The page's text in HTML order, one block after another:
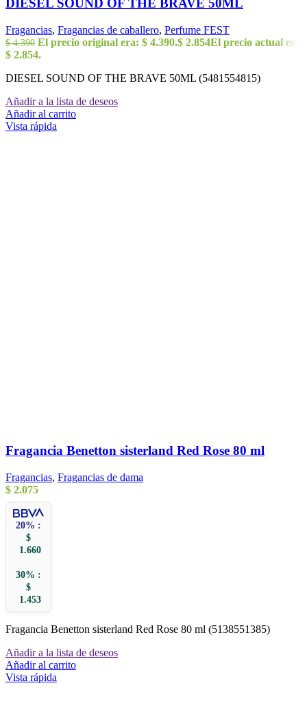
DIESEL SOUND OF THE BRAVE 50ML
Fragancias, Fragancias de caballero, Perfume FEST
$4.390 El precio original era: $ 4.390.$ 2.854El precio actual es:
$ 2.854.
DIESEL SOUND OF THE BRAVE 50ML (5481554815)
Añadir a la lista de deseos
Añadir al carrito
Vista rápida
Fragancia Benetton sisterland Red Rose 80 ml
Fragancias, Fragancias de dama
$ 2.075
20% :
$
1.660
30% :
$
1.453
Fragancia Benetton sisterland Red Rose 80 ml (5138551385)
Añadir a la lista de deseos
Añadir al carrito
Vista rápida